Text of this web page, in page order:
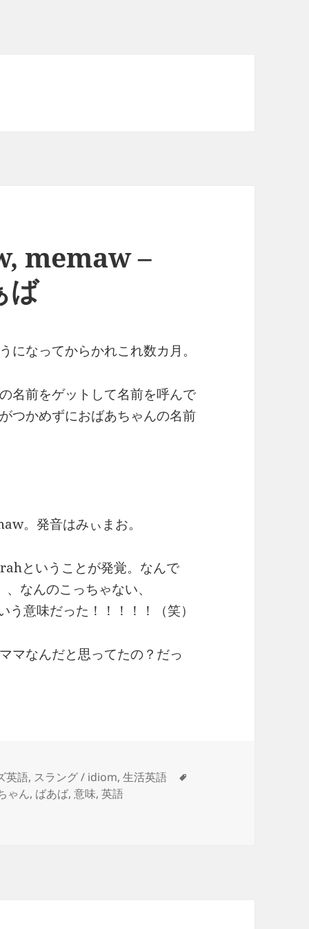
memaw –
ば
になってからかれこれ数カ月。
名前をゲットして名前を呼んで
つかめずにおばあちゃんの名前
。発音はみぃまお。
ということが発覚。なんで
なんのこっちゃない、
意味だった！！！！！（笑）
マなんだと思ってたの？だっ
英語, スラング / idiom,生活英語
ゃん, ばあば,意味,英語
ばぁば に